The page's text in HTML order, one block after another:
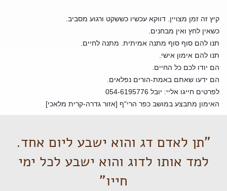
קיץ זה זמן מצויין. דווקא עכשיו כששקט ורגוע מסביב.
כשאין לחץ ואין מבחנים.
תנו להם סוף סוף מתנה אמיתית. מתנה לחיים.
תנו להם אימון אישי.
הם יודו לכם כל החיים.
הם ידעו שאתם באמת-הורים נפלאים.
לפרטים חייגו אליי: יובל 054-6195776
האימון מתבצע במושב כפר הרי"ף [אזור גדרה-קרית מלאכי]
"תן לאדם דג והוא ישבע ליום אחד.
למד אותו לדוג והוא ישבע לכל ימי
חייו"